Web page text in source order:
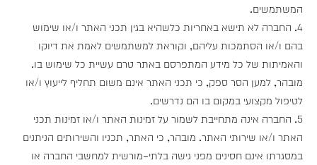
המשתמשים.
4. החברה לא תישא באחריות כלשהיא בגין תכני האתר ו/או שימוש
בהם ו/או הסתמכות עליהם, וקוראת למשתמשים לאמת את דיוקו
והאמיתות של כל מידע המתפרסם באתר טרם עשיית כל שימוש בו.
מובהר, למען הסר ספק, כי תכני האתר אינם משום תחליף לייעוץ ו/או
לטיפול מקצועי במקום בו הם נדרשים.
5. החברה אינה מתחייבת לשמור על זמינות האתר ו/או זמינות תכני
האתר ו/או שירותי האתר. מובהר, כי האתר, תכניו והשירותים הניתנים
במסגרתו אינם חסינים מפני גישה בלתי-מורשית למחשבי החברה או